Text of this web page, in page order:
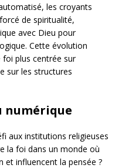
les croyants
de spiritualité,
avec Dieu pour
Cette évolution
plus centrée sur
sur les structures
numérique
aux institutions religieuses
la foi dans un monde où
et influencent la pensée ?